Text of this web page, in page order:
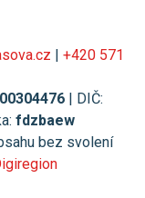
| +420 571
00304476| DIČ:
fdzbaew
bez svolení